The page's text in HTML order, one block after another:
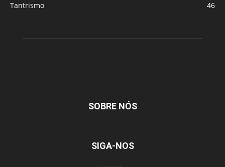
Tantrismo
46
SOBRE NÓS
SIGA-NOS